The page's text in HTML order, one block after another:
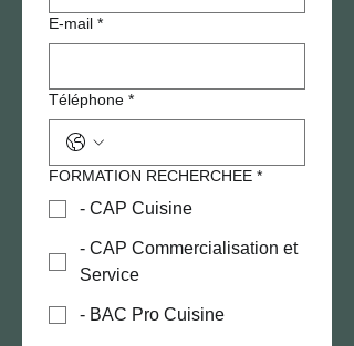
E‑mail *
Téléphone *
FORMATION RECHERCHEE *
- CAP Cuisine
- CAP Commercialisation et
Service
- BAC Pro Cuisine